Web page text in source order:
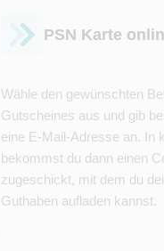
PSN Karte
Wähle den gewünschten
Gutscheines aus und gib
eine E-Mail-Adresse an. In
bekommst du dann einen
zugeschickt, mit dem du
Guthaben aufladen kannst.